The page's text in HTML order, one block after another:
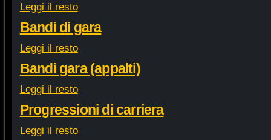
Leggi il resto
Bandi di gara
Leggi il resto
Bandi gara (appalti)
Leggi il resto
Progressioni di carriera
Leggi il resto